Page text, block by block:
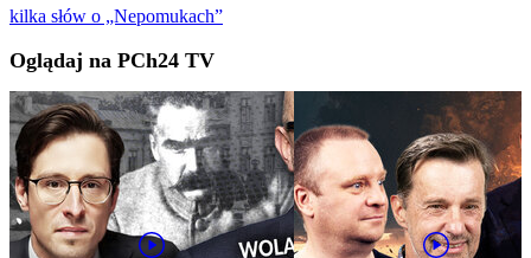
kilka słów o „Nepomukach”
Oglądaj na PCh24 TV